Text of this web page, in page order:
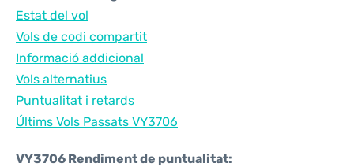
Estat del vol
Vols de codi compartit
Informació addicional
Vols alternatius
Puntualitat i retards
Últims Vols Passats VY3706
VY3706 Rendiment de puntualitat: